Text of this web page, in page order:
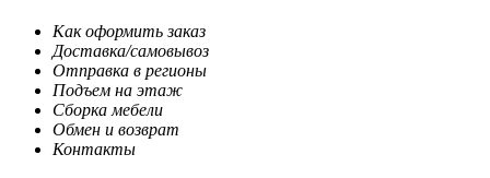
Как оформить заказ
Доставка/самовывоз
Отправка в регионы
Подъем на этаж
Сборка мебели
Обмен и возврат
Контакты